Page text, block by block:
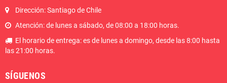
Dirección: Santiago de Chile
Atención: de lunes a sábado, de 08:00 a 18:00 horas.
El horario de entrega: es de lunes a domingo, desde las 8:00 hasta
las 21:00 horas.
SÍGUENOS